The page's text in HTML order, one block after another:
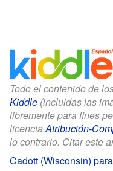
Todo el contenido de
Kiddle (incluidas las
libremente para fines
licenciaAtribución-
lo contrario. Citar este
Cadott (Wisconsin)